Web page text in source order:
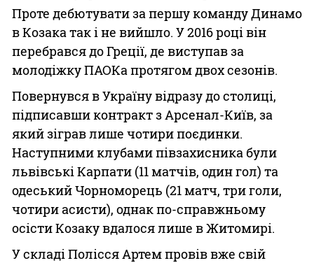
Проте дебютувати за першу команду Динамо
в Козака так і не вийшло. У 2016 році він
перебрався до Греції, де виступав за
молодіжку ПАОКа протягом двох сезонів.
Повернувся в Україну відразу до столиці,
підписавши контракт з Арсенал-Київ, за
який зіграв лише чотири поєдинки.
Наступними клубами півзахисника були
львівські Карпати (11 матчів, один гол) та
одеський Чорноморець (21 матч, три голи,
чотири асисти), однак по-справжньому
осісти Козаку вдалося лише в Житомирі.
У складі Полісся Артем провів вже свій